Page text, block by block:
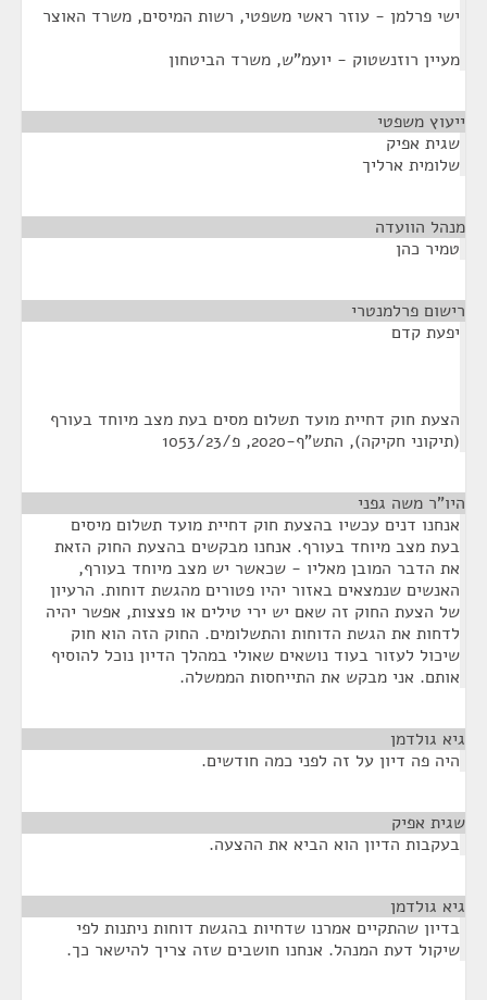
ישי פרלמן - עוזר ראשי משפטי, רשות המיסים, משרד האוצר
מעיין רוזנשטוק - יועמ"ש, משרד הביטחון
ייעוץ משפטי
שגית אפיק
שלומית ארליך
מנהל הוועדה
טמיר כהן
רישום פרלמנטרי
יפעת קדם
הצעת חוק דחיית מועד תשלום מסים בעת מצב מיוחד בעורף
(תיקוני חקיקה), התש"ף-2020, פ/1053/23
היו"ר משה גפני
אנחנו דנים עכשיו בהצעת חוק דחיית מועד תשלום מיסים
בעת מצב מיוחד בעורף. אנחנו מבקשים בהצעת החוק הזאת
את הדבר המובן מאליו - שכאשר יש מצב מיוחד בעורף,
האנשים שנמצאים באזור יהיו פטורים מהגשת דוחות. הרעיון
של הצעת החוק זה שאם יש ירי טילים או פצצות, אפשר יהיה
לדחות את הגשת הדוחות והתשלומים. החוק הזה הוא חוק
שיכול לעזור בעוד נושאים שאולי במהלך הדיון נוכל להוסיף
אותם. אני מבקש את התייחסות הממשלה.
גיא גולדמן
היה פה דיון על זה לפני כמה חודשים.
שגית אפיק
בעקבות הדיון הוא הביא את ההצעה.
גיא גולדמן
בדיון שהתקיים אמרנו שדחיות בהגשת דוחות ניתנות לפי
שיקול דעת המנהל. אנחנו חושבים שזה צריך להישאר כך.